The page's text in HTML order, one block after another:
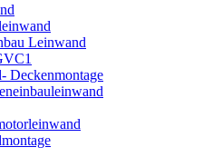
Leinwand
Deckenmontage